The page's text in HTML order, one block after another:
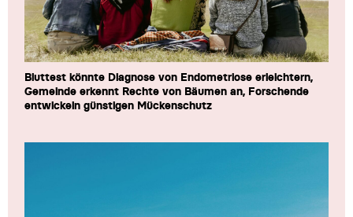
Bluttest könnte Diagnose von Endometriose erleichtern,
Gemeinde erkennt Rechte von Bäumen an, Forschende
entwickeln günstigen Mückenschutz